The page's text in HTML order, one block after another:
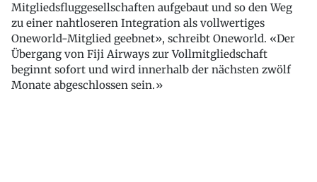
Mitgliedsfluggesellschaften aufgebaut und so den Weg
zu einer nahtloseren Integration als vollwertiges
Oneworld-Mitglied geebnet», schreibt Oneworld. «Der
Übergang von Fiji Airways zur Vollmitgliedschaft
beginnt sofort und wird innerhalb der nächsten zwölf
Monate abgeschlossen sein.»